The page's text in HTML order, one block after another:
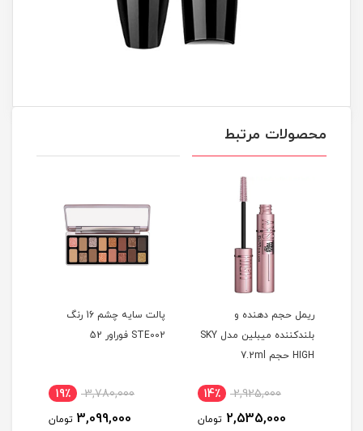
محصولات مرتبط
ریمل حجم دهنده و
بلندکننده میبلین مدل SKY
HIGH حجم 7.2ml
2,925,000 14٪
2,535,000 تومان
پالت سایه چشم 16 رنگ
STE002 فوراور 52
3,780,000 19٪
3,099,000 تومان